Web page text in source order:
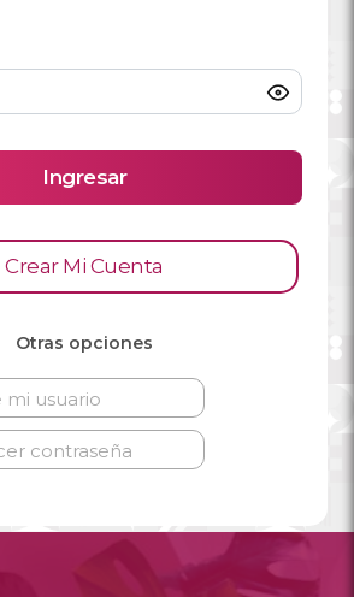
Ingresar
Crear Mi Cuenta
Otras opciones
mi usuario
contraseña